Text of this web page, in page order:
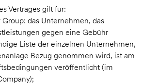
Vertrages gilt für:
das Unternehmen, das
gegen eine Gebühr
Liste der einzelnen Unternehmen,
Bezug genommen wird, ist am
veröffentlicht (im